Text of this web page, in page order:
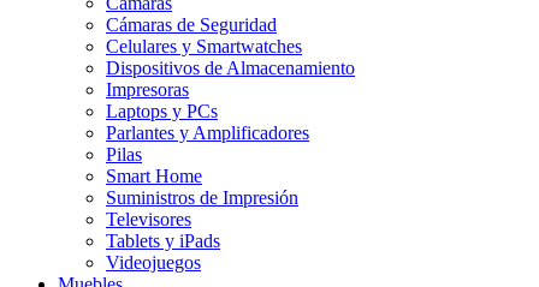
Cámaras de Seguridad
Celulares y Smartwatches
Dispositivos de Almacenamiento
Impresoras
Laptops y PCs
Parlantes y Amplificadores
Pilas
Smart Home
Suministros de Impresión
Televisores
Tablets y iPads
Videojuegos